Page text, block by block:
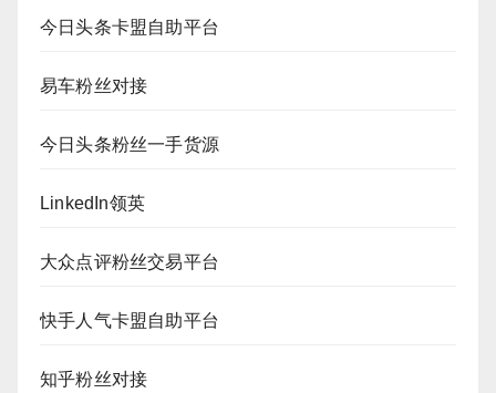
今日头条卡盟自助平台
易车粉丝对接
今日头条粉丝一手货源
LinkedIn领英
大众点评粉丝交易平台
快手人气卡盟自助平台
知乎粉丝对接